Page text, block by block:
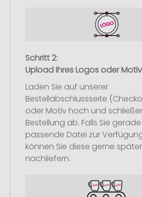
Schritt 2:
Upload Ihres Logos oder
Laden Sie auf unserer
Bestellabschlussseite
oder Motiv hoch und
Bestellung ab. Falls Sie
passende Datei zur
können Sie diese gerne später
nachliefern.